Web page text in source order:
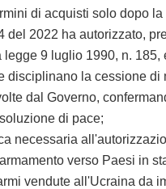
di acquisti solo dopo la
del 2022 ha autorizzato,
9 luglio 1990, n.
la cessione
Governo,
di pace;
necessaria
verso Paesi in
all'Ucraina da